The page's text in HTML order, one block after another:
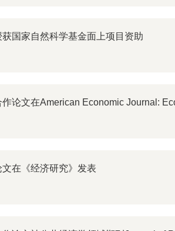
国家自然科学基金面上项目资助
论文在American Economic Journal:
在《经济研究》发表